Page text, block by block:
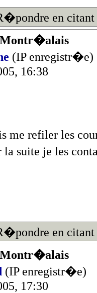
en citant
Montr�alais
(IP enregistr�e)
16:38
me refiler les
la suite je les
en citant
Montr�alais
(IP enregistr�e)
17:30